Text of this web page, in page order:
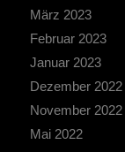
März 2023
Februar 2023
Januar 2023
Dezember 2022
November 2022
Mai 2022